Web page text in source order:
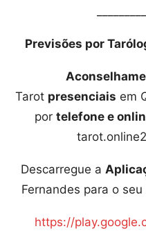
Previsões por
Tarot presenciais em
por telefone e
Descarregue a
Fernandes para o seu
https://